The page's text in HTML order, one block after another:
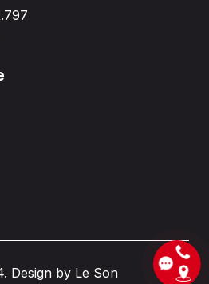
Design by Le Son